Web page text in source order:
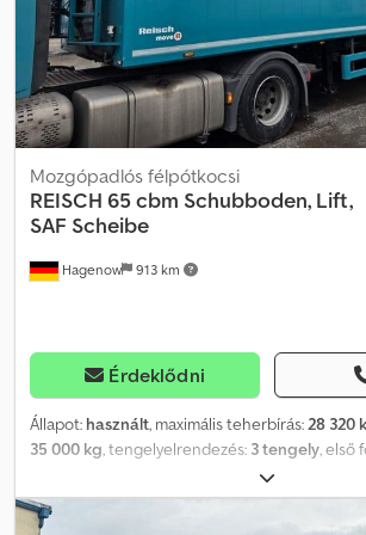
Hagenow 913 km
Mozgópadlós félpótkocsi
REISCH 65 cbm Schubboden, Lift,
SAF Scheibe
Érdeklődni
Állapot: használt, maximális teherbírás:28 320
35 000 kg, tengelyelrendezés: 3 tengely, első
, következő vizsga (TÜV):
térfogata:65 m³, teljes szélesség:2 550 mm,
3 665 mm
ABS